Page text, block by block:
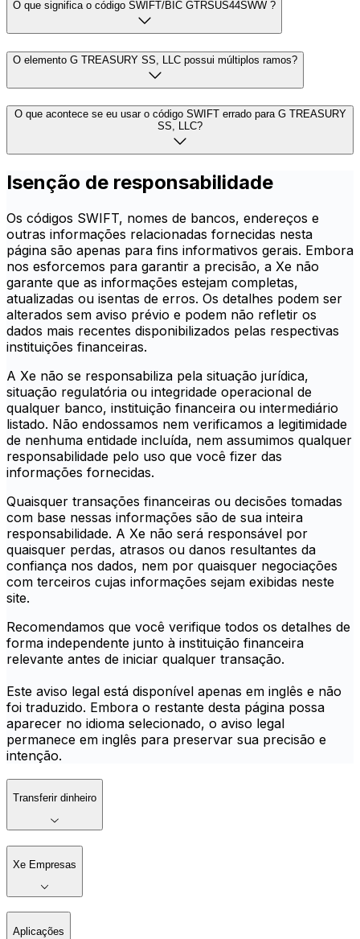
O que significa o código SWIFT/BIC GTRSUS44SWW ?
O elemento G TREASURY SS, LLC possui múltiplos ramos?
O que acontece se eu usar o código SWIFT errado para G TREASURY
SS, LLC?
Isenção de responsabilidade
Os códigos SWIFT, nomes de bancos, endereços e
outras informações relacionadas fornecidas nesta
página são apenas para fins informativos gerais. Embora
nos esforcemos para garantir a precisão, a Xe não
garante que as informações estejam completas,
atualizadas ou isentas de erros. Os detalhes podem ser
alterados sem aviso prévio e podem não refletir os
dados mais recentes disponibilizados pelas respectivas
instituições financeiras.
A Xe não se responsabiliza pela situação jurídica,
situação regulatória ou integridade operacional de
qualquer banco, instituição financeira ou intermediário
listado. Não endossamos nem verificamos a legitimidade
de nenhuma entidade incluída, nem assumimos qualquer
responsabilidade pelo uso que você fizer das
informações fornecidas.
Quaisquer transações financeiras ou decisões tomadas
com base nessas informações são de sua inteira
responsabilidade. A Xe não será responsável por
quaisquer perdas, atrasos ou danos resultantes da
confiança nos dados, nem por quaisquer negociações
com terceiros cujas informações sejam exibidas neste
site.
Recomendamos que você verifique todos os detalhes de
forma independente junto à instituição financeira
relevante antes de iniciar qualquer transação.
Este aviso legal está disponível apenas em inglês e não
foi traduzido. Embora o restante desta página possa
aparecer no idioma selecionado, o aviso legal
permanece em inglês para preservar sua precisão e
intenção.
Transferir dinheiro
Xe Empresas
Aplicações